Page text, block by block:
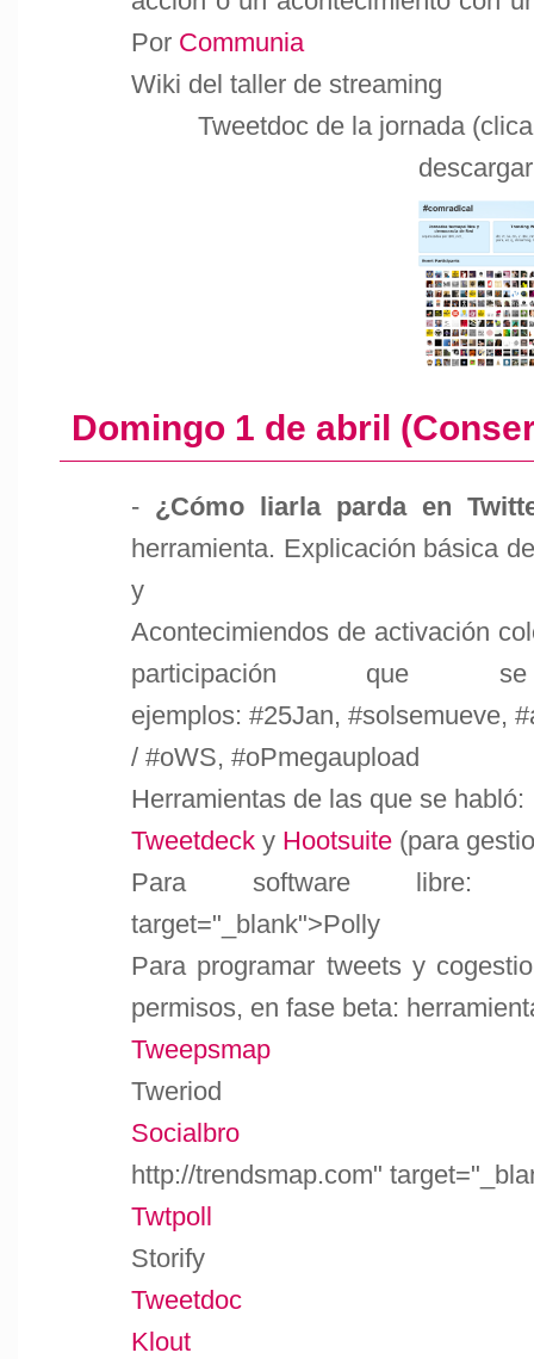
Por Communia
Wiki del taller de streaming
Tweetdoc de la jornada
Domingo 1 de abril
- ¿Cómo liarla parda en
herramienta. Explicación básica
y
Acontecimiendos de activación
participación que
ejemplos: #25Jan, #solsemueve,
/ #oWS, #oPmegaupload
Herramientas de las que se habló:
Tweetdeck y Hootsuite (para
Para software libre:
target="_blank">Polly
Para programar tweets y
permisos, en fase beta:
Tweepsmap
Tweriod
Socialbro
http://trendsmap.com"
Twtpoll
Storify
Tweetdoc
Klout